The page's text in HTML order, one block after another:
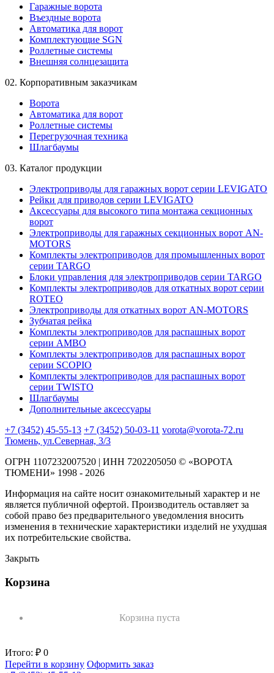
Гаражные ворота
Въездные ворота
Автоматика для ворот
Комплектующие SGN
Роллетные системы
Внешняя солнцезащита
02. Корпоративным заказчикам
Ворота
Автоматика для ворот
Роллетные системы
Перегрузочная техника
Шлагбаумы
03. Каталог продукции
Электроприводы для гаражных ворот серии LEVIGATO
Рейки для приводов серии LEVIGATO
Аксессуары для высокого типа монтажа секционных
ворот
Электроприводы для гаражных секционных ворот AN-
MOTORS
Комплекты электроприводов для промышленных ворот
серии TARGO
Блоки управления для электроприводов серии TARGO
Комплекты электроприводов для откатных ворот серии
ROTEO
Электроприводы для откатных ворот AN-MOTORS
Зубчатая рейка
Комплекты электроприводов для распашных ворот
серии AMBO
Комплекты электроприводов для распашных ворот
серии SCOPIO
Комплекты электроприводов для распашных ворот
серии TWISTO
Шлагбаумы
Дополнительные аксессуары
+7 (3452) 45-55-13 +7 (3452) 50-03-11 vorota@vorota-72.ru
Тюмень, ул.Северная, 3/3
ОГРН 1107232007520 | ИНН 7202205050 © «ВОРОТА
ТЮМЕНИ» 1998 - 2026
Информация на сайте носит ознакомительный характер и не
является публичной офертой. Производитель оставляет за
собой право без предварительного уведомления вносить
изменения в технические характеристики изделий не ухудшая
их потребительские свойства.
Закрыть
Корзина
Корзина пуста
Итого: ₽ 0
Перейти в корзину Оформить заказ